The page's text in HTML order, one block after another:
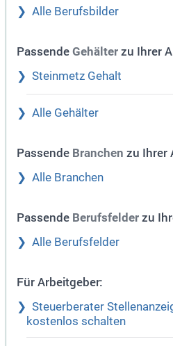
Alle Berufsbilder
Passende Gehälter zu Ihrer
Steinmetz Gehalt
Alle Gehälter
Passende Branchen zu Ihrer
Alle Branchen
Passende Berufsfelder zu
Alle Berufsfelder
Für Arbeitgeber:
Steuerberater
kostenlos schalten